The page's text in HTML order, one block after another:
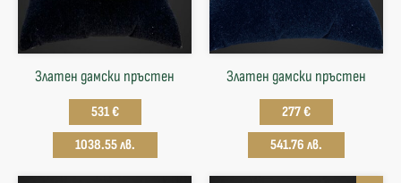
Златен дамски пръстен
531 €
1038.55 лв.
Златен дамски пръстен
277 €
541.76 лв.